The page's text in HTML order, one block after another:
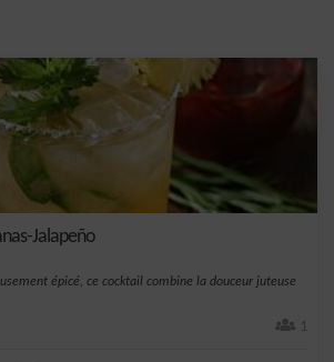
Jalapeño
épicé, ce cocktail combine la douceur juteuse
1